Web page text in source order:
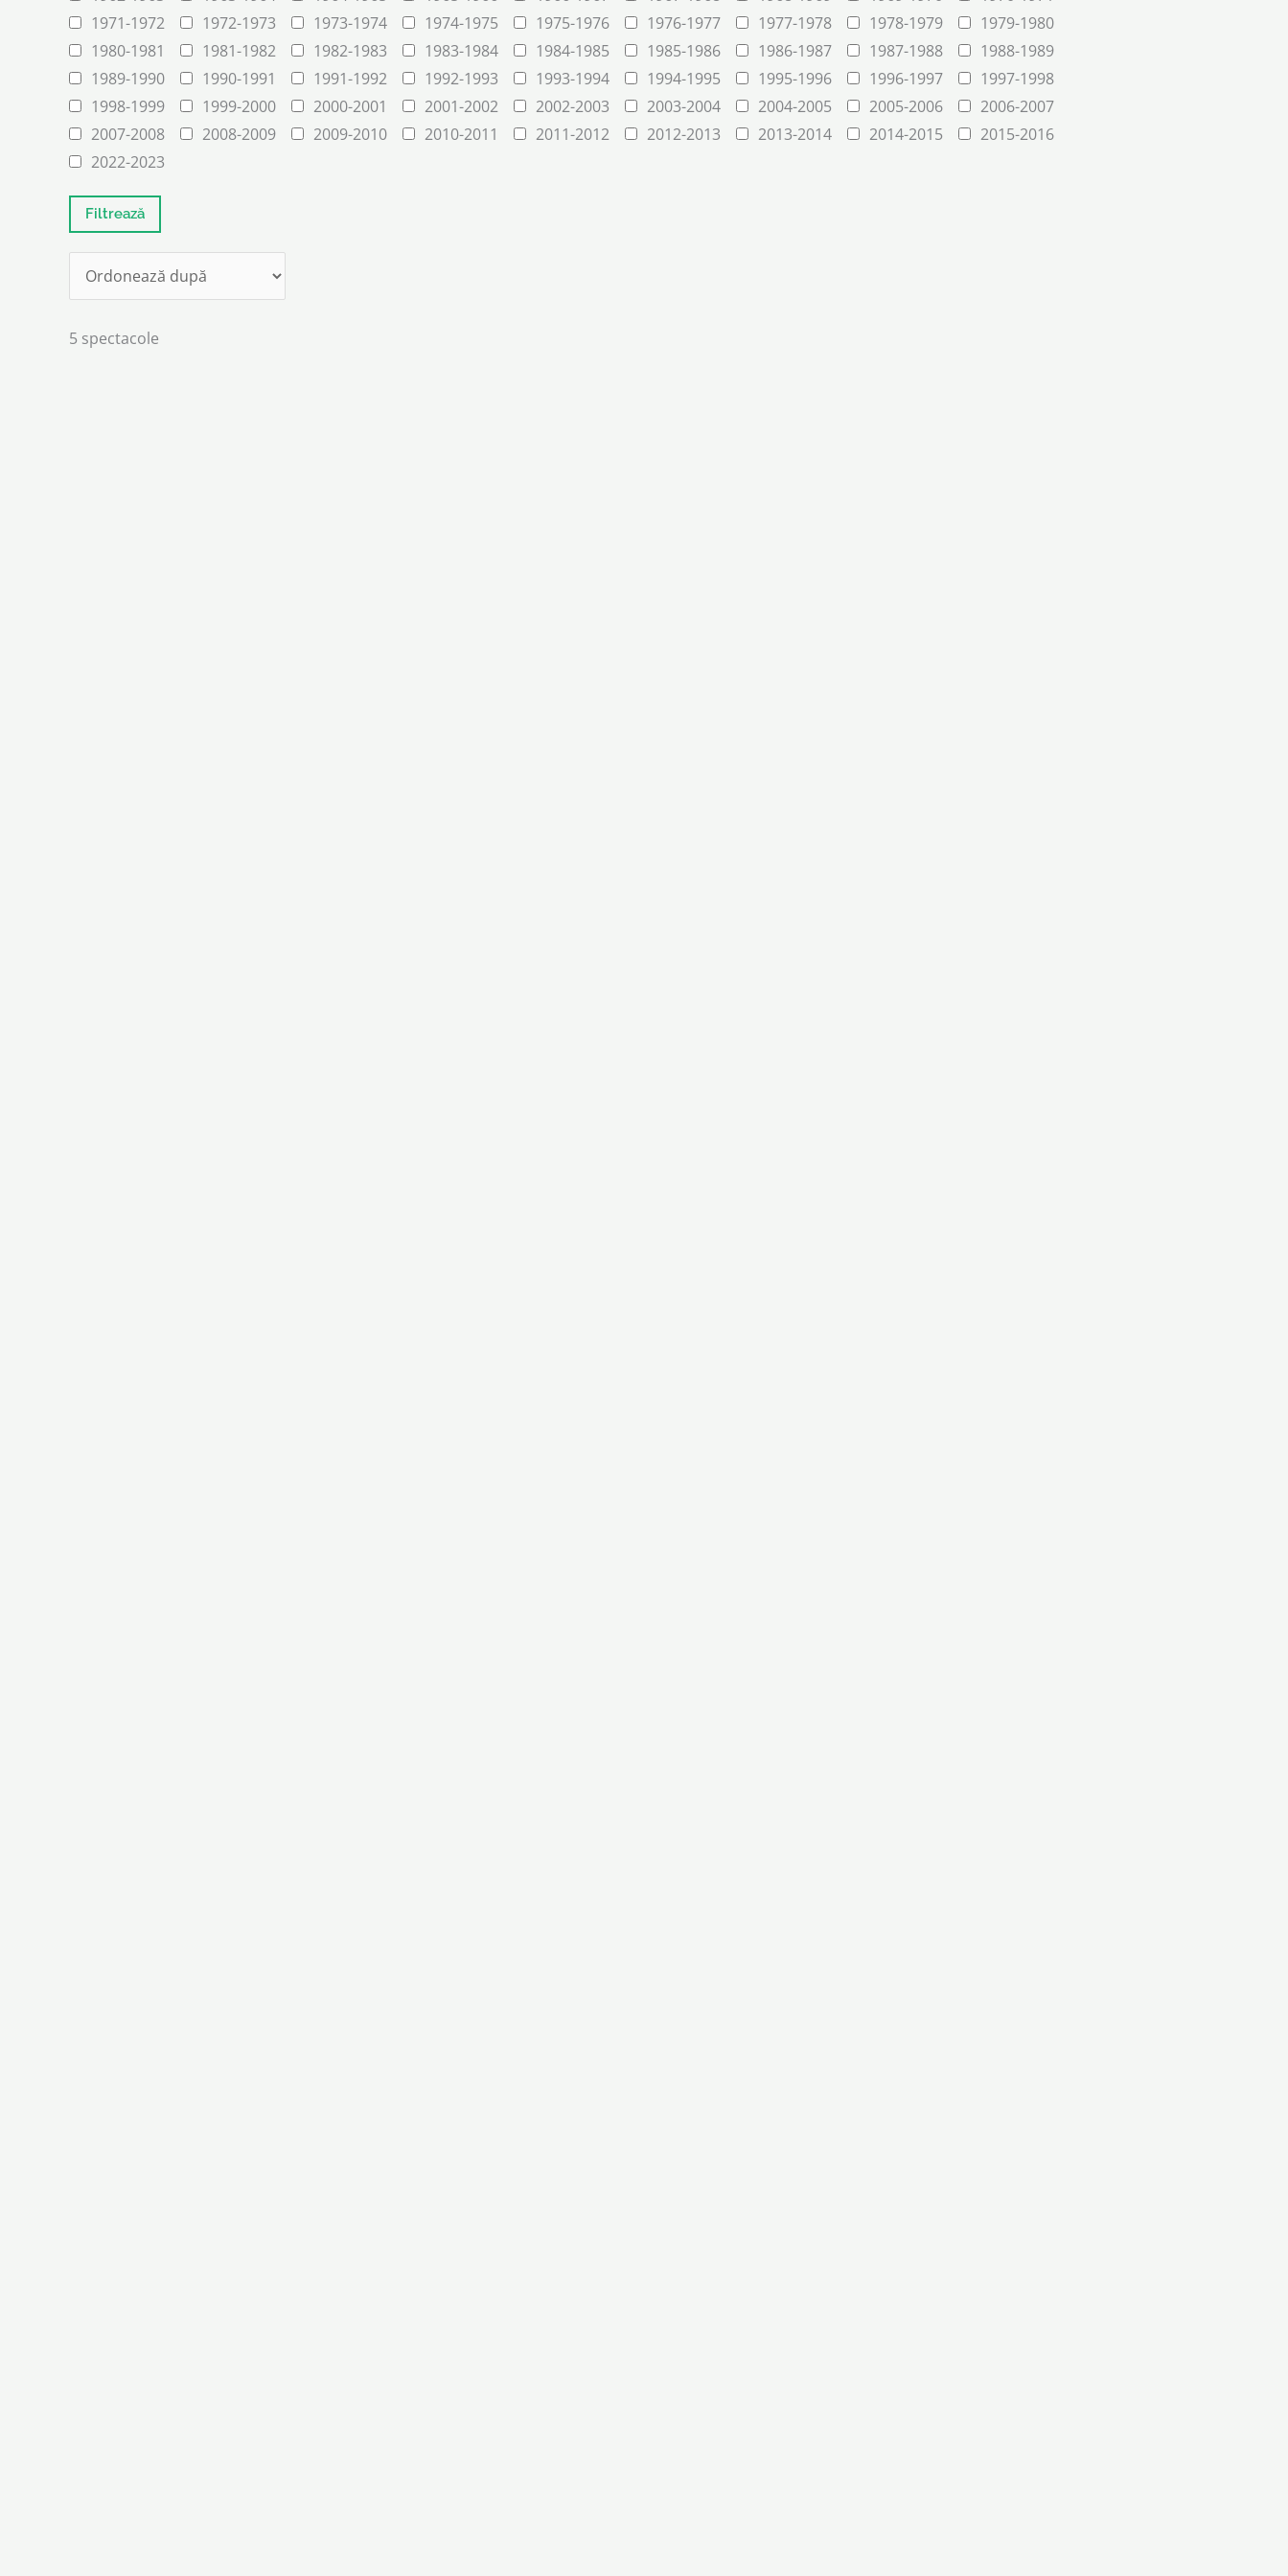
1971-1972
1972-1973 1973-1974 1974-1975 1975-1976 1976-1977 1977-1978 1978-1979
1979-1980
1980-1981
1981-1982 1982-1983 1983-1984 1984-1985 1985-1986 1986-1987 1987-1988
1988-1989
1989-1990
1990-1991 1991-1992 1992-1993 1993-1994 1994-1995 1995-1996 1996-1997
1997-1998
1998-1999
1999-2000 2000-2001 2001-2002 2002-2003 2003-2004 2004-2005 2005-2006
2006-2007
2007-2008
2008-2009 2009-2010 2010-2011 2011-2012 2012-2013 2013-2014 2014-2015
2015-2016
2022-2023
5 spectacole